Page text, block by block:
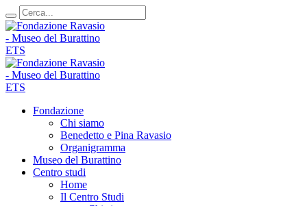
Fondazione
Chi siamo
Benedetto e Pina Ravasio
Organigramma
Museo del Burattino
Centro studi
Home
Il Centro Studi